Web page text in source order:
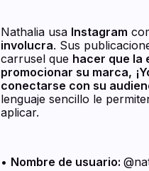
Nathalia usa Instagram
involucra. Sus
carrusel que hacer que la
promocionar su marca,
conectarse con su
lenguaje sencillo le
aplicar.
• Nombre de usuario: